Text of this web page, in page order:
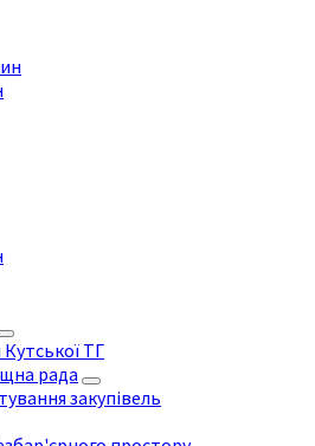
Кутської ТГ
рада
закупівель